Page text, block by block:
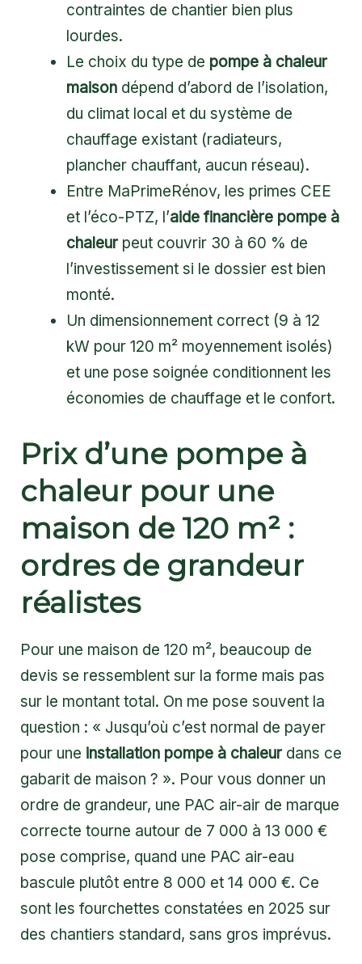
contraintes de chantier bien plus
lourdes.
Le choix du type de pompe à chaleur
maison dépend d’abord de l’isolation,
du climat local et du système de
chauffage existant (radiateurs,
plancher chauffant, aucun réseau).
Entre MaPrimeRénov, les primes CEE
et l’éco-PTZ, l’aide financière pompe à
chaleurpeut couvrir 30 à 60 % de
l’investissement si le dossier est bien
monté.
Un dimensionnement correct (9 à 12
kW pour 120 m² moyennement isolés)
et une pose soignée conditionnent les
économies de chauffage et le confort.
Prix d’une pompe à
chaleur pour une
maison de 120 m² :
ordres de grandeur
réalistes
Pour une maison de 120 m², beaucoup de
devis se ressemblent sur la forme mais pas
sur le montant total. On me pose souvent la
question : « Jusqu’où c’est normal de payer
pour une installation pompe à chaleurdans ce
gabarit de maison ? ». Pour vous donner un
ordre de grandeur, une PAC air-air de marque
correcte tourne autour de 7 000 à 13 000 €
pose comprise, quand une PAC air-eau
bascule plutôt entre 8 000 et 14 000 €. Ce
sont les fourchettes constatées en 2025 sur
des chantiers standard, sans gros imprévus.